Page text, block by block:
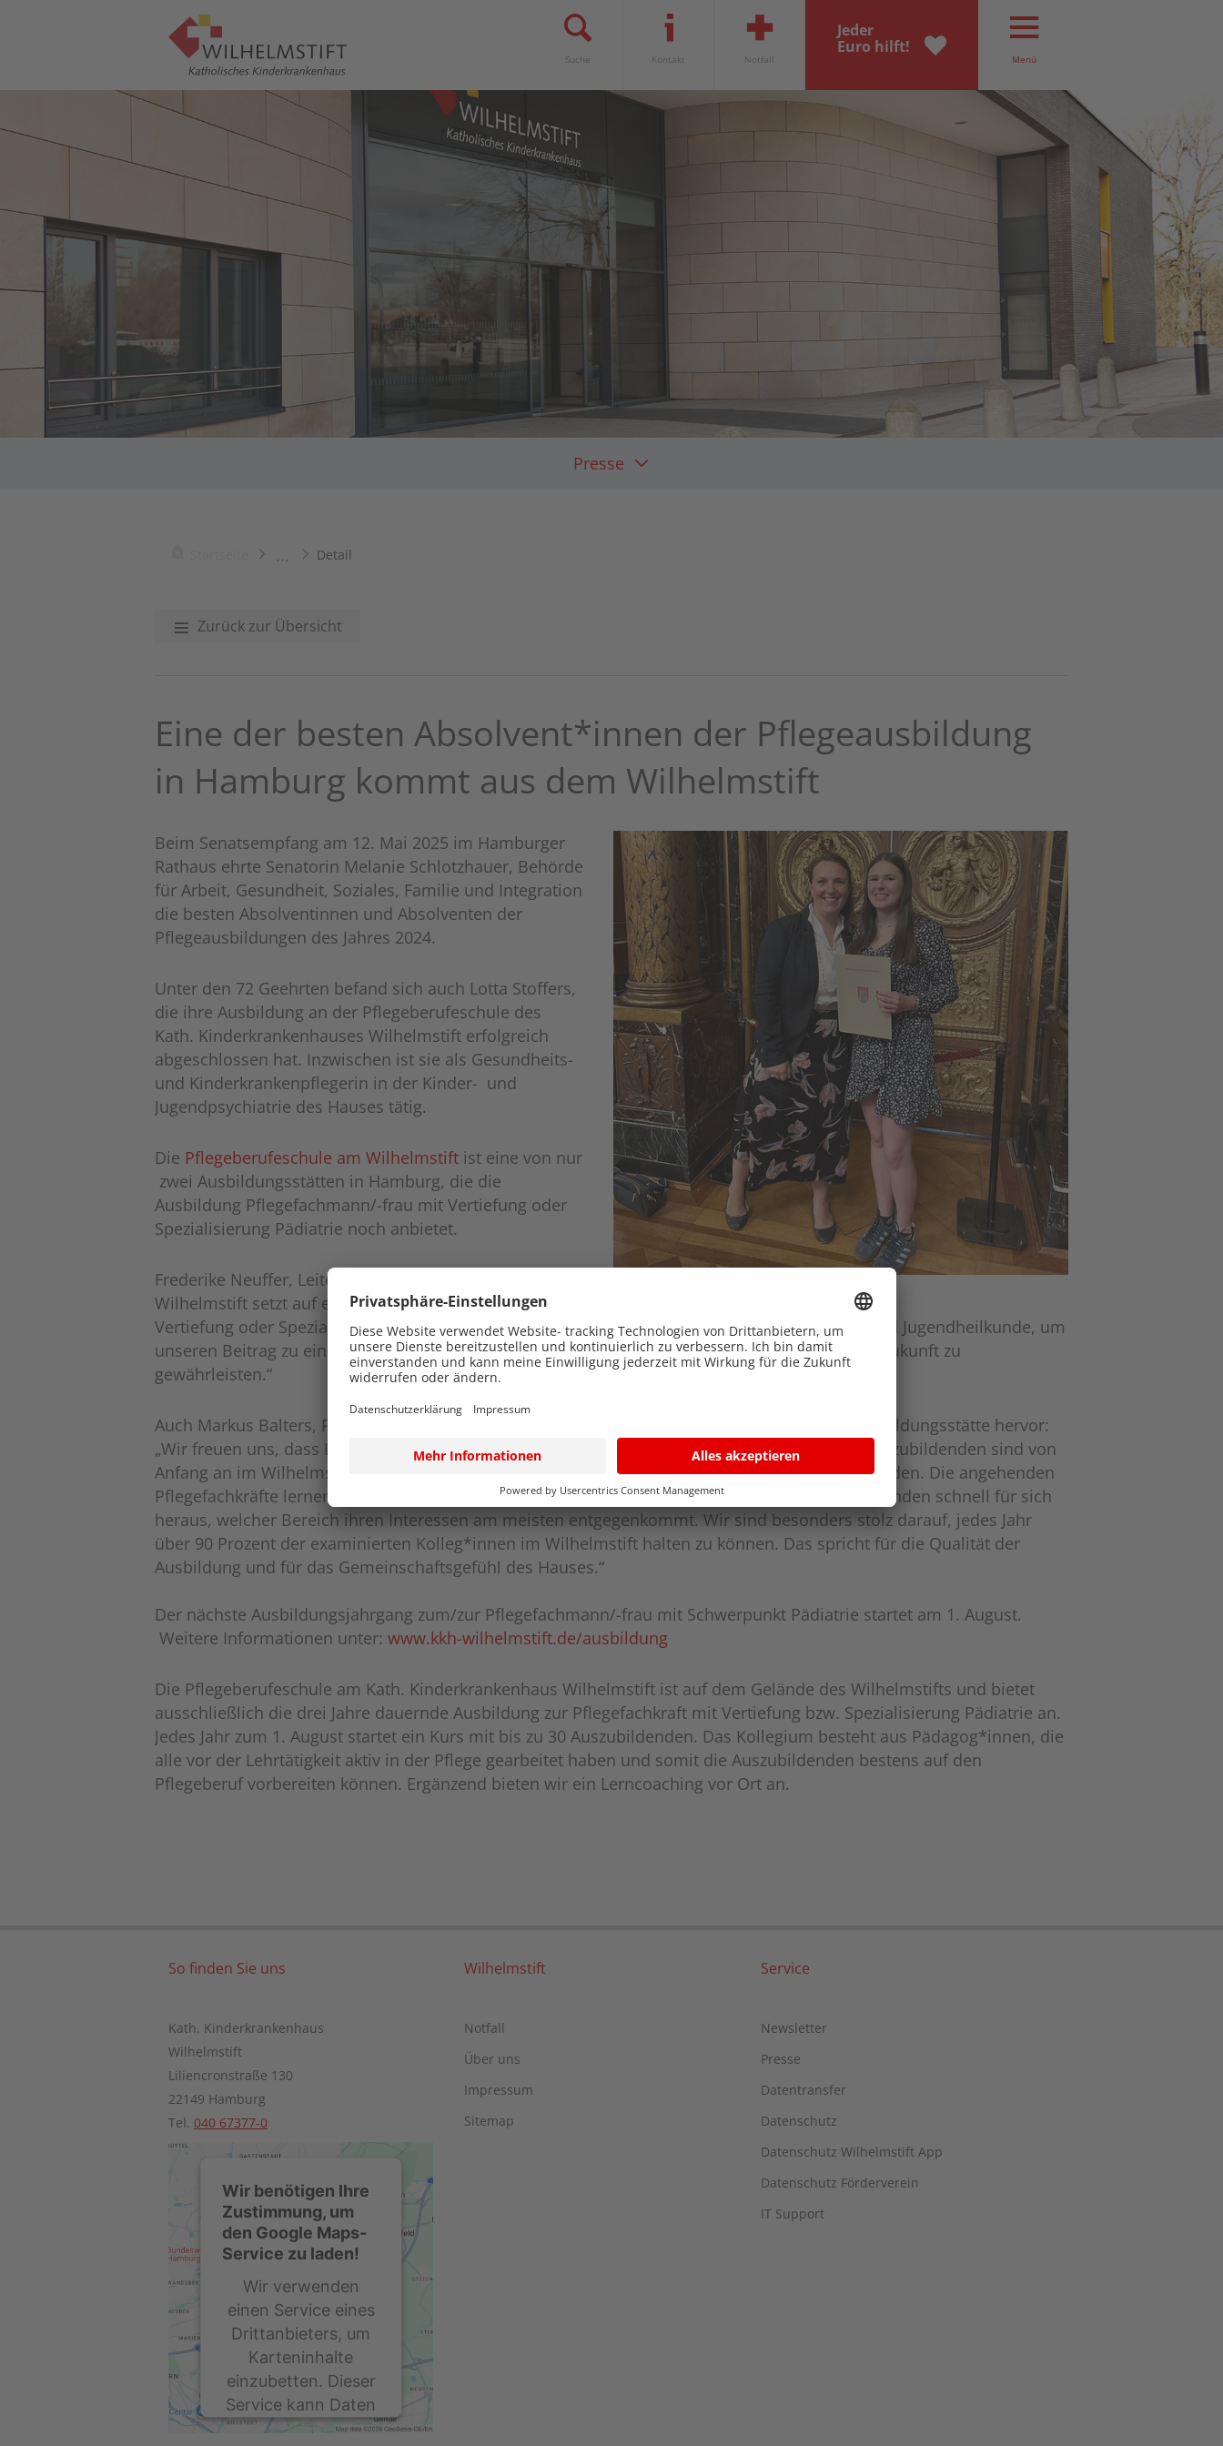
Suche Kontakt Notfall
Jeder
Euro hilft!
Menü
Presse
... Detail
Zurück zur Übersicht
Eine der besten Absolvent*innen der Pflegeausbildung
in Hamburg kommt aus dem Wilhelmstift
Beim Senatsempfang am 12. Mai 2025 im Hamburger
Rathaus ehrte Senatorin Melanie Schlotzhauer, Behörde
für Arbeit, Gesundheit, Soziales, Familie und Integration
die besten Absolventinnen und Absolventen der
Pflegeausbildungen des Jahres 2024.
Unter den 72 Geehrten befand sich auch Lotta Stoffers,
die ihre Ausbildung an der Pflegeberufeschule des
Kath. Kinderkrankenhauses Wilhelmstift erfolgreich
abgeschlossen hat. Inzwischen ist sie als Gesundheits-
und Kinderkrankenpflegerin in der Kinder- und
Jugendpsychiatrie des Hauses tätig.
Die Pflegeberufeschule am Wilhelmstift ist eine von nur
zwei Ausbildungsstätten in Hamburg, die die
Ausbildung Pflegefachmann/-frau mit Vertiefung oder
Spezialisierung Pädiatrie noch anbietet.
Frederike Neuffer, Leiterin der Pflegeberufeschule: „Das
Wilhelmstift setzt auf ein fundierte Ausbildung mit
Vertiefung oder Spezialisierung Pädiatrie. Im dritten Lehrjahr liegt unser Fokus in der Kinder- und Jugendheilkunde, um
unseren Beitrag zu einer guten pflegerische Versorgung der Kleinsten der Gesellschaft auch in Zukunft zu
gewährleisten.“
Auch Markus Balters, Pflegedirektor am Wilhelmstift, hebt die Bedeutung der hauseigenen Ausbildungsstätte hervor:
„Wir freuen uns, dass Lotta Stoffers sich für die Ausbildung bei uns entschieden hat. Unsere Auszubildenden sind von
Anfang an im Wilhelmstift integriert, da die meisten Praxiseinsätze direkt bei uns vor Ort stattfinden. Die angehenden
Pflegefachkräfte lernen so früh viele unterschiedliche Stationen und Fachbereiche kennen und finden schnell für sich
heraus, welcher Bereich ihren Interessen am meisten entgegenkommt. Wir sind besonders stolz darauf, jedes Jahr
über 90 Prozent der examinierten Kolleg*innen im Wilhelmstift halten zu können. Das spricht für die Qualität der
Ausbildung und für das Gemeinschaftsgefühl des Hauses.“
Der nächste Ausbildungsjahrgang zum/zur Pflegefachmann/-frau mit Schwerpunkt Pädiatrie startet am 1. August.
Weitere Informationen unter: www.kkh-wilhelmstift.de/ausbildung
Die Pflegeberufeschule am Kath. Kinderkrankenhaus Wilhelmstift ist auf dem Gelände des Wilhelmstifts und bietet
ausschließlich die drei Jahre dauernde Ausbildung zur Pflegefachkraft mit Vertiefung bzw. Spezialisierung Pädiatrie an.
Jedes Jahr zum 1. August startet ein Kurs mit bis zu 30 Auszubildenden. Das Kollegium besteht aus Pädagog*innen, die
alle vor der Lehrtätigkeit aktiv in der Pflege gearbeitet haben und somit die Auszubildenden bestens auf den
Pflegeberuf vorbereiten können. Ergänzend bieten wir ein Lerncoaching vor Ort an.
So finden Sie uns
Kath. Kinderkrankenhaus
Wilhelmstift
Liliencronstraße 130
22149 Hamburg
Tel. 040 67377-0
Wir benötigen Ihre
Zustimmung, um
den Google Maps-
Service zu laden!
Wir verwenden
einen Service eines
Drittanbieters, um
Karteninhalte
einzubetten. Dieser
Service kann Daten
zu Ihren Aktivitäten
Wilhelmstift
Notfall
Über uns
Impressum
Sitemap
Service
Newsletter
Presse
Datentransfer
Datenschutz
Datenschutz Wilhelmstift App
Datenschutz Förderverein
IT Support